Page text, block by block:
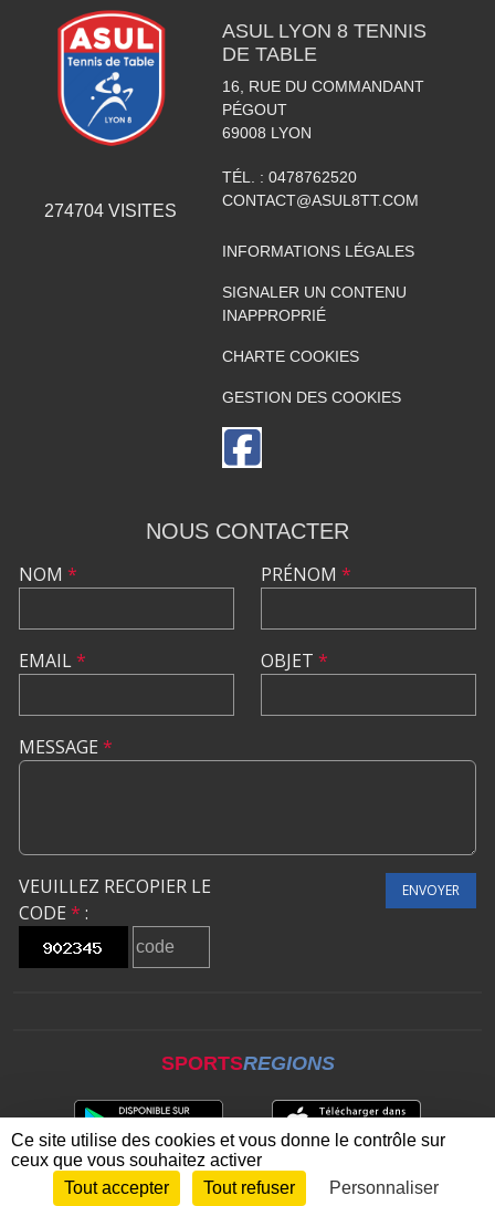
274704 VISITES
ASUL LYON 8 TENNIS
DE TABLE
16, RUE DU COMMANDANT
PÉGOUT
69008 LYON
TÉL. : 0478762520
CONTACT@ASUL8TT.COM
INFORMATIONS LÉGALES
SIGNALER UN CONTENU
INAPPROPRIÉ
CHARTE COOKIES
GESTION DES COOKIES
NOUS CONTACTER
NOM *
EMAIL*
PRÉNOM *
OBJET *
MESSAGE *
VEUILLEZ RECOPIER LE
CODE * :
ENVOYER
SPORTSREGIONS
Envie de participer ? CONNEXION
Ce site utilise des cookies et vous donne le contrôle sur
ceux que vous souhaitez activer
Tout accepter
Tout refuser Personnaliser